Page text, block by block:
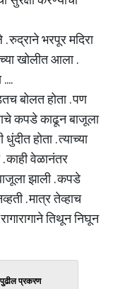
रुद्राने भरपूर मदिरा
खोलीत आला .
बोलत होता . पण
कपडे काढून बाजूला
होता . त्याच्या
वेळानंतर
झाली . कपडे
. मात्र तेव्हाच
तिथून निघून
पुढील प्रकरण